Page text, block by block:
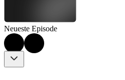
Neueste Episode